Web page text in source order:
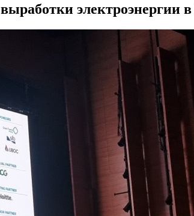
электроэнергии